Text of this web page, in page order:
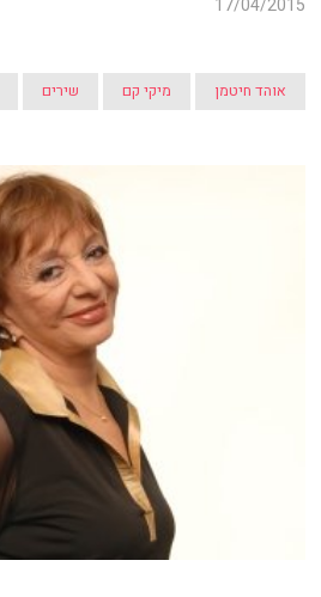
17/04/2015
אוהד חיטמן מיקי קם שירים